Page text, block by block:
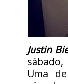
Justin
Uma